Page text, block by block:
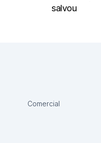
salvou
Comercial